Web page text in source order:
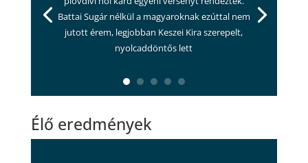
Battai Sugár nélkül a magyaroknak ezúttal nem
jutott érem, legjobban Keszei Kira szerepelt,
nyolcaddöntős lett
Élő eredmények